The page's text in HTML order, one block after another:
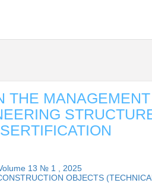
THE
13 № 1 , 2025
OBJECTS